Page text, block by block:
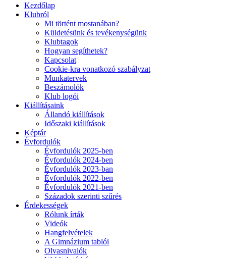
Kezdőlap
Klubról
Mi történt mostanában?
Küldetésünk és tevékenységünk
Klubtagok
Hogyan segíthetek?
Kapcsolat
Cookie-kra vonatkozó szabályzat
Munkatervek
Beszámolók
Klub logói
Kiállításaink
Állandó kiállítások
Időszaki kiállítások
Képtár
Évfordulók
Évfordulók 2025-ben
Évfordulók 2024-ben
Évfordulók 2023-ban
Évfordulók 2022-ben
Évfordulók 2021-ben
Századok szerinti szűrés
Érdekességek
Rólunk írták
Videók
Hangfelvételek
A Gimnázium tablói
Olvasnivalók